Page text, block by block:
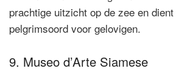
prachtige uitzicht op de zee en
pelgrimsoord voor gelovigen.
9. Museo d’Arte Siamese